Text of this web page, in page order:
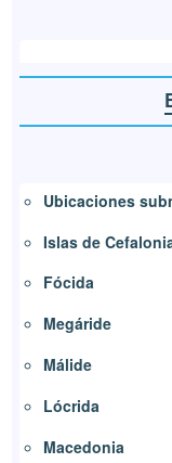
Ubicaciones
Islas de
Fócida
Megáride
Málide
Lócrida
Macedonia